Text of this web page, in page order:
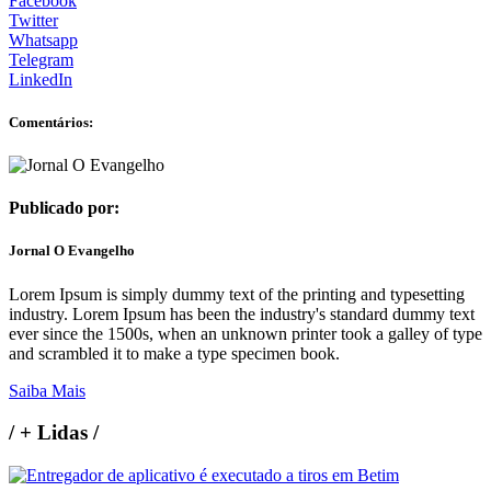
Twitter
Whatsapp
Telegram
LinkedIn
Comentários:
Publicado por:
Jornal O Evangelho
Lorem Ipsum is simply dummy text of the printing and typesetting
industry. Lorem Ipsum has been the industry's standard dummy text
ever since the 1500s, when an unknown printer took a galley of type
and scrambled it to make a type specimen book.
Saiba Mais
/+ Lidas /